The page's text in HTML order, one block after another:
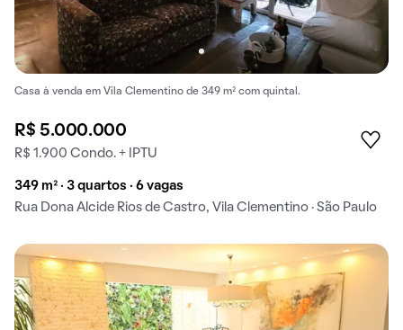
Casa à venda em Vila Clementino de 349 m² com quintal.
R$ 5.000.000
R$ 1.900 Condo. + IPTU
349 m² · 3 quartos · 6 vagas
Rua Dona Alcide Rios de Castro, Vila Clementino · São Paulo